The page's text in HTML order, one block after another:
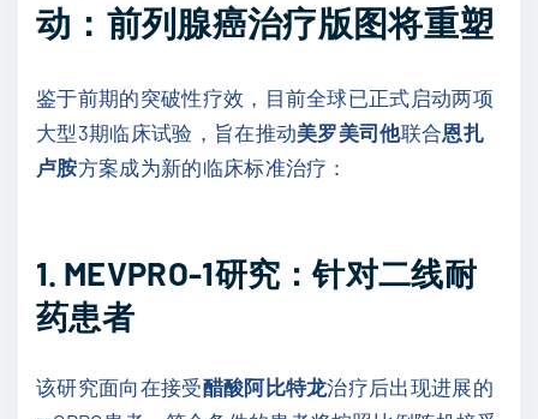
动：前列腺癌治疗版图将重塑
鉴于前期的突破性疗效，目前全球已正式启动两项
大型3期临床试验，旨在推动美罗美司他联合恩扎
卢胺方案成为新的临床标准治疗：
1. MEVPRO-1研究：针对二线耐
药患者
该研究面向在接受醋酸阿比特龙治疗后出现进展的